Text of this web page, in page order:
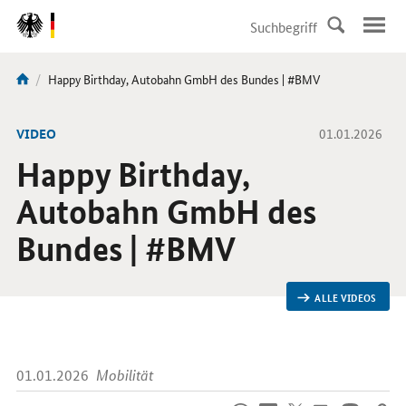
DirektZu:
Navigation
Sie
hier:
Aktuelle
Happy Birthday, Autobahn GmbH des Bundes | #BMV
VIDEO 01.01.2026
Happy Birthday,
Autobahn GmbH des
Bundes | #BMV
ALLE VIDEOS
01.01.2026 Mobilität